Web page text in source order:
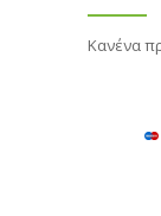
Κανένα